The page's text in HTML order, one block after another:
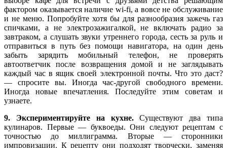
фактором оказывается наличие wi-fi, а вовсе не обслуживание
и не меню. Попробуйте хотя бы для разнообразия зажечь газ
спичками, а не электрозажигалкой, не включать радио за
завтраком, а слушать звуки утреннего города, сесть за руль и
отправиться в путь без помощи навигатора, на один день
забыть зарядить мобильный телефон, не проверять
автоответчик после возвращения домой и не заглядывать
каждый час в ящик своей электронной почты. Что это даст?
— спросите вы. Иногда час-другой свободного времени.
Иногда новые впечатления. Последуйте этим советам и
узнаете.
9. Экспериментируйте на кухне.Существуют два типа
кулинаров. Первые — буквоеды. Они следуют рецептам с
точностью до миллиграмма. Вторые — сторонники
импровизации. К рецепту они подходят творчески, заменяя